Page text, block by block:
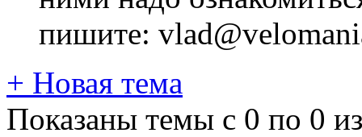
пишите:
+ Новая тема
Показаны темы с 0 по 0